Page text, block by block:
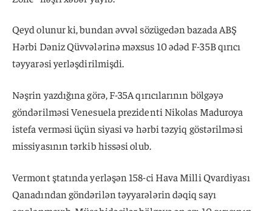
Qeyd olunur ki, bundan əvvəl sözügedən bazada ABŞ
Hərbi Dəniz Qüvvələrinə məxsus 10 ədəd F-35B qırıcı
təyyarəsi yerləşdirilmişdi.
Nəşrin yazdığına görə, F-35A qırıcılarının bölgəyə
göndərilməsi Venesuela prezidenti Nikolas Maduroya
istefa verməsi üçün siyasi və hərbi təzyiq göstərilməsi
missiyasının tərkib hissəsi olub.
Vermont ştatında yerləşən 158-ci Hava Milli Qvardiyası
Qanadından göndərilən təyyarələrin dəqiq sayı